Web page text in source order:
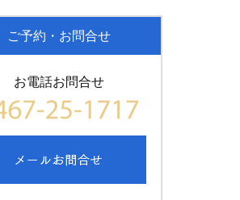
ご予約・お問合せ
お電話お問合せ